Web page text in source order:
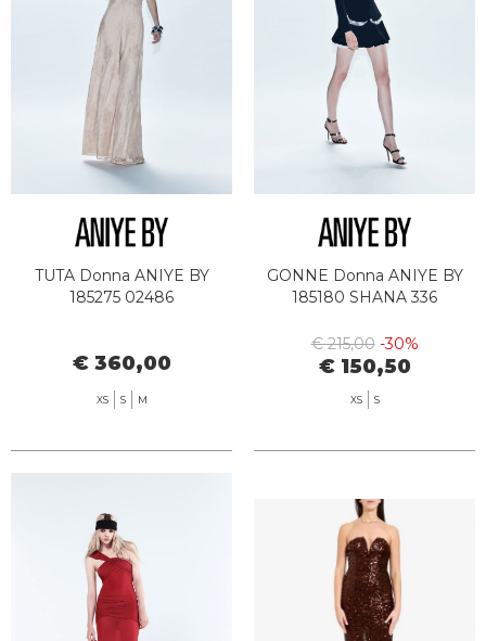
TUTA Donna ANIYE BY
185275 02486
€ 360,00
XS S M
GONNE Donna ANIYE BY
185180 SHANA 336
€ 215,00 -30%
€ 150,50
XS S